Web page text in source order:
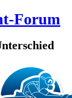
Forum